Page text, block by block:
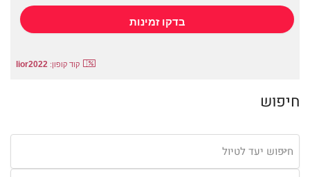
קוד קופון: lior2022
חיפוש
חיפוש יעד לטיול